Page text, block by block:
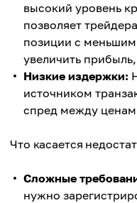
высокий уровень
позволяет
позиции с
увеличить
Низкие издержки:
источником
спред между
Что касается
Сложные
нужно